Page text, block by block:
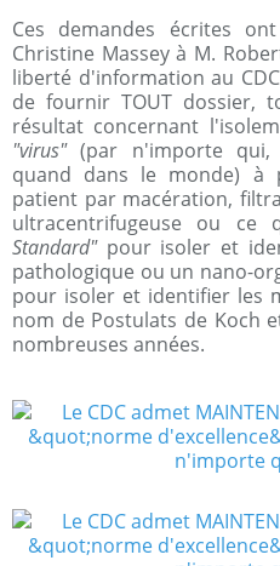
Ces demandes écrites
Christine Massey à M.
liberté d'information au
de fournir TOUT dossier,
résultat concernant
"virus"(par n'importe
quand dans le monde) à
patient par macération,
ultracentrifugeuse ou ce
Standard" pour isoler et
pathologique ou un nano-
pour isoler et identifier les
nom de Postulats de Koch
nombreuses années.